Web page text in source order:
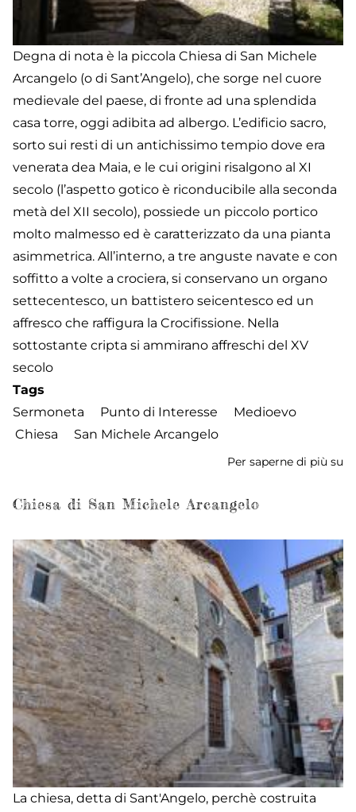
Degna di nota è la piccola Chiesa di San Michele
Arcangelo (o di Sant’Angelo), che sorge nel cuore
medievale del paese, di fronte ad una splendida
casa torre, oggi adibita ad albergo. L’edificio sacro,
sorto sui resti di un antichissimo tempio dove era
venerata dea Maia, e le cui origini risalgono al XI
secolo (l’aspetto gotico è riconducibile alla seconda
metà del XII secolo), possiede un piccolo portico
molto malmesso ed è caratterizzato da una pianta
asimmetrica. All’interno, a tre anguste navate e con
soffitto a volte a crociera, si conservano un organo
settecentesco, un battistero seicentesco ed un
affresco che raffigura la Crocifissione. Nella
sottostante cripta si ammirano affreschi del XV
secolo
Tags
Sermoneta
Punto di Interesse
Medioevo
Chiesa
San Michele Arcangelo
Per saperne di più su
Chiesa di San Michele Arcangelo
La chiesa, detta di Sant'Angelo, perchè costruita